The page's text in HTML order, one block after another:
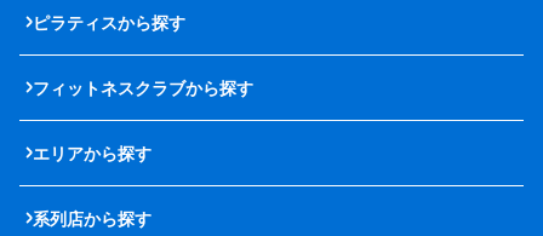
ピラティスから探す
フィットネスクラブから探す
エリアから探す
系列店から探す